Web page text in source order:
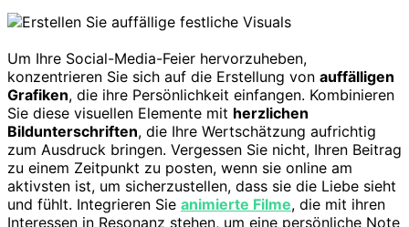
Um Ihre Social-Media-Feier hervorzuheben,
konzentrieren Sie sich auf die Erstellung von auffälligen
Grafiken, die ihre Persönlichkeit einfangen. Kombinieren
Sie diese visuellen Elemente mit herzlichen
Bildunterschriften, die Ihre Wertschätzung aufrichtig
zum Ausdruck bringen. Vergessen Sie nicht, Ihren Beitrag
zu einem Zeitpunkt zu posten, wenn sie online am
aktivsten ist, um sicherzustellen, dass sie die Liebe sieht
und fühlt. Integrieren Sie animierte Filme, die mit ihren
Interessen in Resonanz stehen, um eine persönliche Note